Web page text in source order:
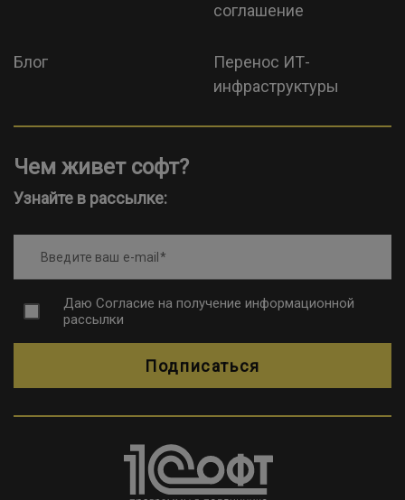
соглашение
Блог
Перенос ИТ-
инфраструктуры
Чем живет софт?
Узнайте в рассылке:
Введите ваш e-mail
Даю Согласие на получение информационной
рассылки
Подписаться